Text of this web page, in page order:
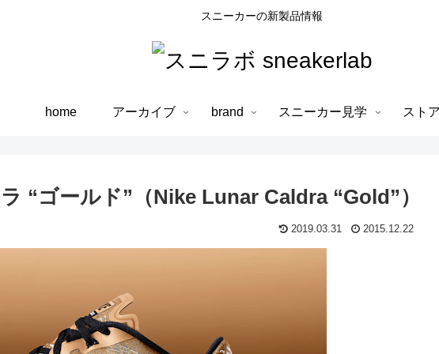
スニーカーの新製品情報
home アーカイブ brand スニーカー見学 スト
“ゴールド”（Nike Lunar Caldra “Gold”）
2019.03.31 2015.12.22